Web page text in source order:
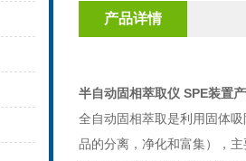
产品详情
半自动固相萃取仪 SPE装置
全自动固相萃取是利用固体
品的分离，净化和富集），